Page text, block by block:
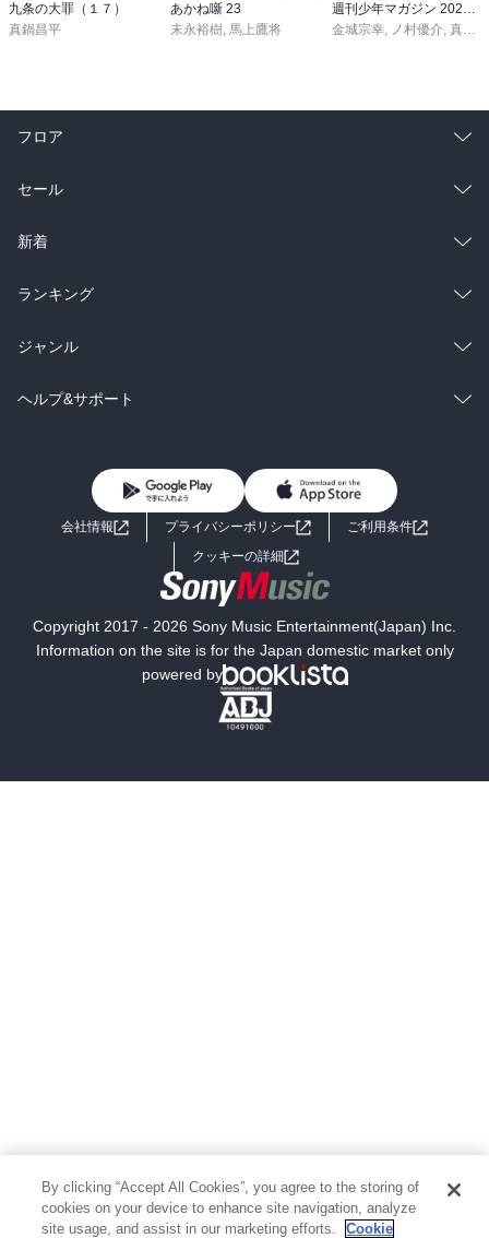
九条の大罪（１７）
真鍋昌平
あかね噺 23
末永裕樹, 馬上鷹将
週刊少年マガジン 2026年36・37号[2026年8月5日発売]
金城宗幸, ノ村優介, 真島ヒロ
フロア
総合
ラノベ
雑誌・グラビア
BL・TL
セール
総合
ラノベ
雑誌・グラビア
BL・TL
新着
総合
ラノベ
雑誌・グラビア
ランキング
総合
ラノベ
ジャンル
コミック
ライトノベル 男子向けラノベ
小説
海外小説
ミステリー SF
文学
芸術・アート 映画・音楽・演劇
写真集 教養
ヘルプ&サポート
よくあるご質問 お問い合わせ
会社情報 プライバシーポリシー
ご利用条件
クッキーの詳細
Copyright 2017 - 2026 Sony Music Entertainment(Japan) Inc.
Information on the site is for the Japan domestic market only
powered by
By clicking “Accept All Cookies”, you agree to the storing of
cookies on your device to enhance site navigation, analyze
site usage, and assist in our marketing efforts.
Cookie